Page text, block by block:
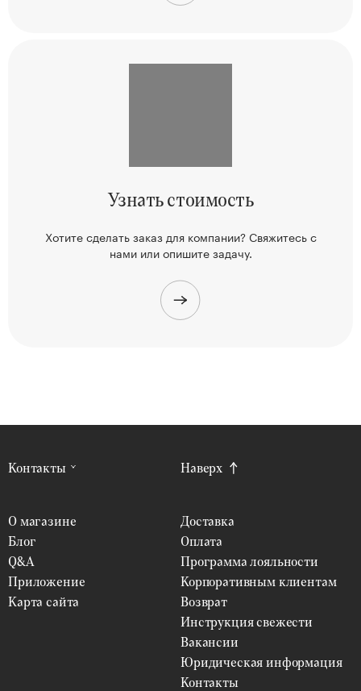
Узнатьстоимость
Хотите сделать заказ для компании? Свяжитесьс
нами или опишите задачу.
Контакты
О магазине
Блог
Q&A
Приложение
Карта сайта
Доставка
Оплата
Программа лояльности
Корпоративным клиентам
Возврат
Инструкция свежести
Вакансии
Юридическая информация
Контакты
Наверх